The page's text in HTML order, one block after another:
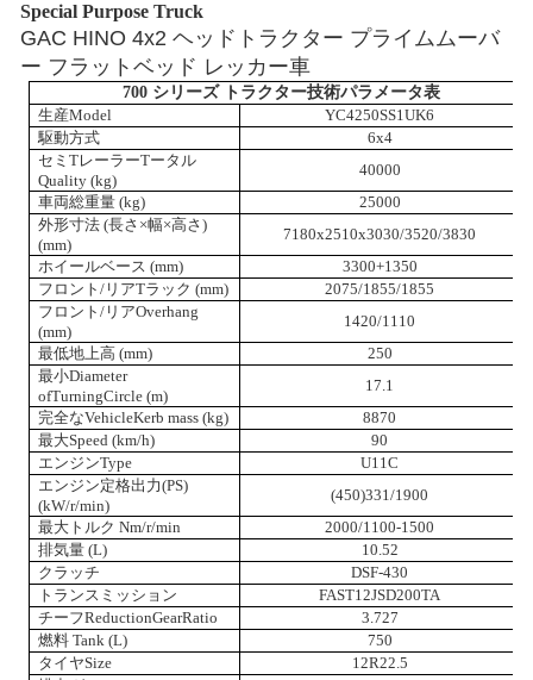
Special Purpose Truck
GAC HINO 4x2 ヘッドトラクター プライムムーバ
ー フラットベッド レッカー車
700 シリーズ トラクター技術パラメータ表
生産Model
YC4250SS1UK6
駆動方式
6x4
セミTレーラーTータル
Quality (kg)
40000
車両総重量 (kg)
25000
外形寸法 (長さ×幅×高さ)
(mm)
7180x2510x3030/3520/3830
ホイールベース (mm)
3300+1350
フロント/リアTラック (mm) 2075/1855/1855
フロント/リアOverhang
(mm)
1420/1110
最低地上高 (mm)
250
最小Diameter
ofTurningCircle (m)
17.1
完全なVehicleKerb mass (kg)
8870
最大Speed (km/h)
90
エンジンType
U11C
エンジン定格出力(PS)
(kW/r/min)
(450)331/1900
最大トルク Nm/r/min
2000/1100-1500
排気量 (L)
10.52
クラッチ
DSF-430
トランスミッション
FAST12JSD200TA
チーフReductionGearRatio
3.727
燃料 Tank (L)
750
タイヤSize 12R22.5